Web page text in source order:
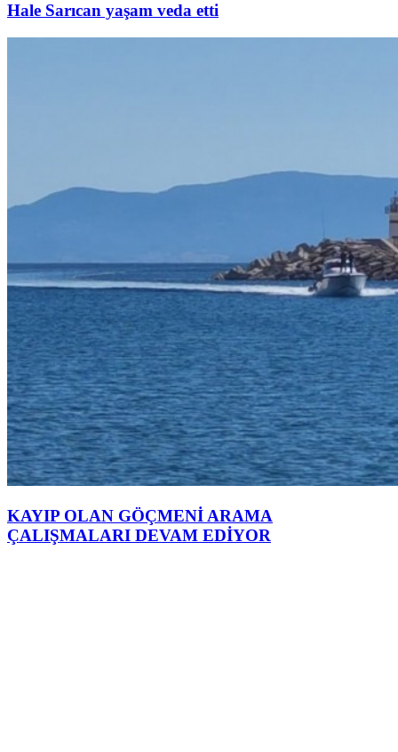
Hale Sarıcan yaşam veda etti
KAYIP OLAN GÖÇMENİ ARAMA
ÇALIŞMALARI DEVAM EDİYOR